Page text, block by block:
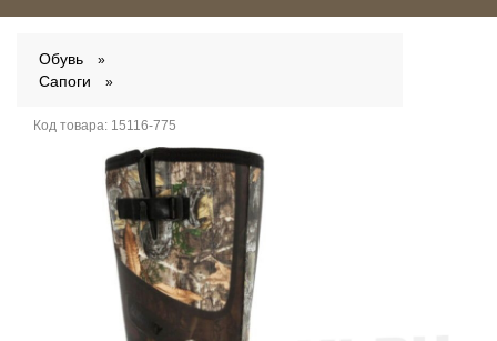
Обувь
Сапоги
Код товара: 15116-775